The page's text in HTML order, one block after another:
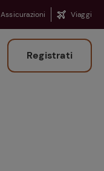
Assicurazioni Viaggi
Registrati